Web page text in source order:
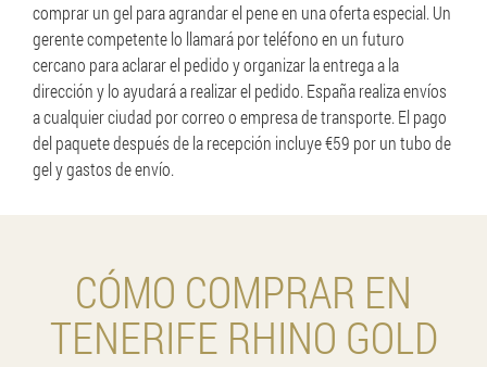
comprar un gel para agrandar el pene en una oferta especial. Un
gerente competente lo llamará por teléfono en un futuro
cercano para aclarar el pedido y organizar la entrega a la
dirección y lo ayudará a realizar el pedido. España realiza envíos
a cualquier ciudad por correo o empresa de transporte. El pago
del paquete después de la recepción incluye €59 por un tubo de
gel y gastos de envío.
CÓMO COMPRAR EN
TENERIFE RHINO GOLD